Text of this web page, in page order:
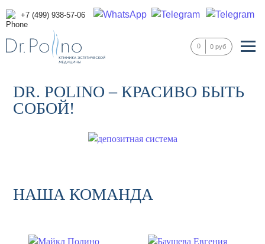
+7 (499) 938-57-06
0 0 руб
DR. POLINO – КРАСИВО БЫТЬ
СОБОЙ!
НАША КОМАНДА